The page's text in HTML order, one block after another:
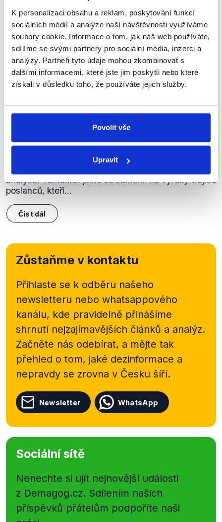
K personalizaci obsahu a reklam, poskytování funkcí
sociálních médií a analýze naší návštěvnosti využíváme
soubory cookie. Informace o tom, jak náš web používáte,
sdílíme se svými partnery pro sociální média, inzerci a
analýzy. Partneři tyto údaje mohou zkombinovat s
dalšími informacemi, které jste jim poskytli nebo které
získali v důsledku toho, že používáte jejich služby.
Povolit vše
Upravit
Smlouva o obranné spolupráci s
19. července 2023
Poslanecká sněmovna stále projednává obrannou
analýzu. Tentokrát jsme se zaměřili na výroky trojice
poslanců, kteří...
Číst dál
Zůstaňme v kontaktu
Přihlaste se k odběru našeho
newsletteru nebo whatsappového
kanálu, kde pravidelně přinášíme
shrnutí nejzajímavějších článků a analýz.
Začněte nás odebírat, a mějte tak
přehled o tom, jaké dezinformace a
nepravdy se zrovna v Česku šíří.
Newsletter WhatsApp
Sociální sítě
Nenechte si ujít nejnovější události
z Demagog.cz. Sdílením našich
příspěvků přátelům podpoříte naši